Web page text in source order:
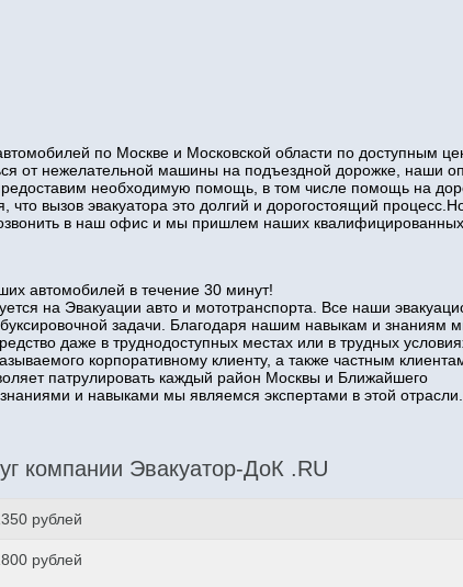
по Москве и Московской области по доступным
от нежелательной машины на подъездной дорожке, наши
необходимую помощь, в том числе помощь на
что вызов эвакуатора это долгий и дорогостоящий
в наш офис и мы пришлем наших квалифицированных
автомобилей в течение 30 минут!
на Эвакуации авто и мототранспорта. Все наши
задачи. Благодаря нашим навыкам и знаниям
даже в труднодоступных местах или в трудных
корпоративному клиенту, а также частным
патрулировать каждый район Москвы и Ближайшего
и навыками мы являемся экспертами в этой отрасли.
компании Эвакуатор-ДоК .RU
рублей
рублей